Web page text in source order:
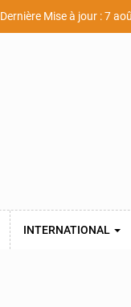
Dernière Mise à jour : 7
INTERNATIONAL